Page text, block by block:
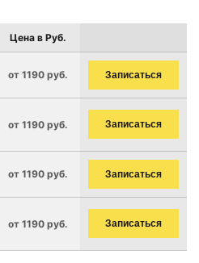
Цена в Руб.
от 1190 руб. Записаться
от 1190 руб. Записаться
от 1190 руб. Записаться
от 1190 руб. Записаться